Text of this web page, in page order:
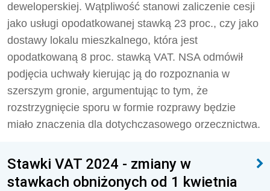
deweloperskiej. Wątpliwość stanowi zaliczenie cesji
jako usługi opodatkowanej stawką 23 proc., czy jako
dostawy lokalu mieszkalnego, która jest
opodatkowaną 8 proc. stawką VAT. NSA odmówił
podjęcia uchwały kierując ją do rozpoznania w
szerszym gronie, argumentując to tym, że
rozstrzygnięcie sporu w formie rozprawy będzie
miało znaczenia dla dotychczasowego orzecznictwa.
Stawki VAT 2024 - zmiany w
stawkach obniżonych od 1 kwietnia